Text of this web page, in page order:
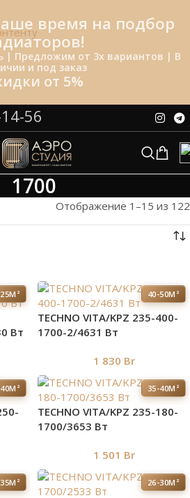
время на подбор
| Предложим от 3х вариантов | В
и под заказ
от 5%
56
1700
Отображение 1–15 из 122
Вт
40-50М²
TECHNO VITA/KPZ 235-400-
1700-2/4631 Вт
1 830 Br
35-40М²
TECHNO VITA/KPZ 235-180-
1700/3653 Вт
1 501 Br
26-30М²